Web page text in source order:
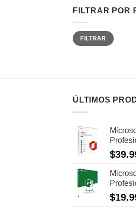
FILTRAR POR
Precio
mínimo
Precio
máximo
FILTRAR
ÚLTIMOS
$
$